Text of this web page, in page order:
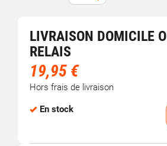
LIVRAISON DOMICILE
RELAIS
19,95 €
Hors frais de livraison
En stock